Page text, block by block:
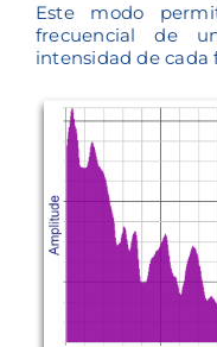
Este modo
frecuencial de
intensidad de cada